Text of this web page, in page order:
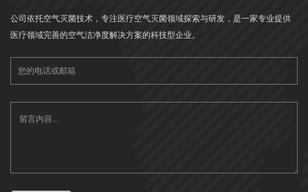
公司依托空气灭菌技术，专注医疗空气灭菌领域探索与研发，是一家专业提供
医疗领域完善的空气洁净度解决方案的科技型企业。